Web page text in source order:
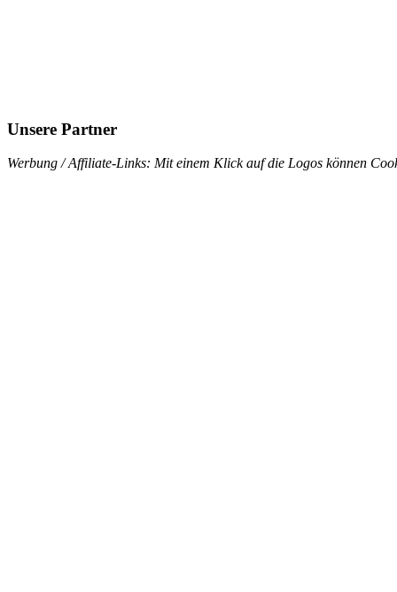
Unsere Partner
Werbung / Affiliate-Links: Mit einem Klick auf die Logos können